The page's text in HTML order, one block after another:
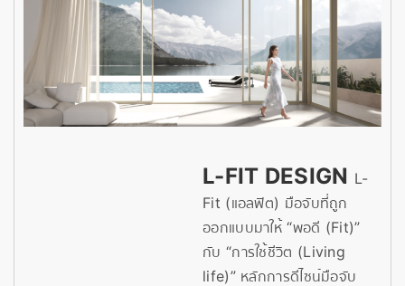
L-FIT DESIGN L-
Fit (แอลฟิต) มือจับที่ถูก
ออกแบบมาให้ “พอดี (Fit)”
กับ “การใช้ชีวิต (Living
life)” หลักการดีไซน์มือจับ